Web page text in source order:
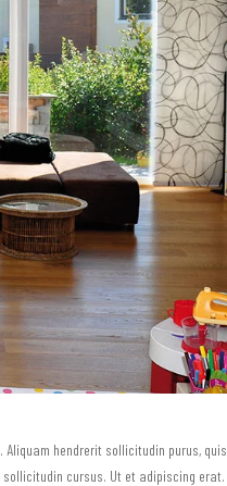
hendrerit sollicitudin purus, quis
cursus. Ut et adipiscing erat.